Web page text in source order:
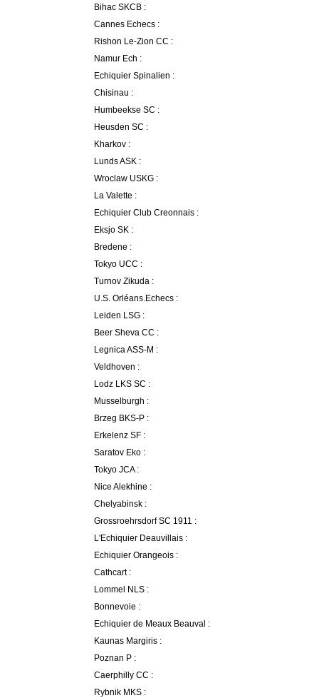
Bihac SKCB :
Cannes Echecs :
Rishon Le-Zion CC :
Namur Ech :
Echiquier Spinalien :
Chisinau :
Humbeekse SC :
Heusden SC :
Kharkov :
Lunds ASK :
Wroclaw USKG :
La Valette :
Echiquier Club Creonnais :
Eksjo SK :
Bredene :
Tokyo UCC :
Turnov Zikuda :
U.S. Orléans.Echecs :
Leiden LSG :
Beer Sheva CC :
Legnica ASS-M :
Veldhoven :
Lodz LKS SC :
Musselburgh :
Brzeg BKS-P :
Erkelenz SF :
Saratov Eko :
Tokyo JCA :
Nice Alekhine :
Chelyabinsk :
Grossroehrsdorf SC 1911 :
L'Echiquier Deauvillais :
Echiquier Orangeois :
Cathcart :
Lommel NLS :
Bonnevoie :
Echiquier de Meaux Beauval :
Kaunas Margiris :
Poznan P :
Caerphilly CC :
Rybnik MKS :